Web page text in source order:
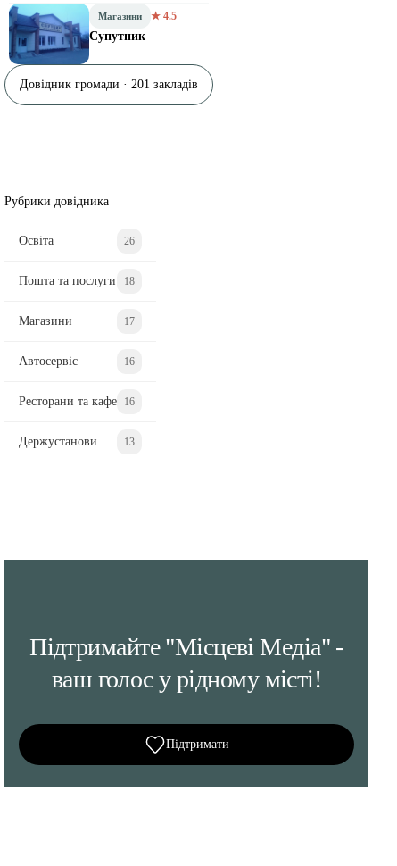
Магазини ★ 4.5
Супутник
Довідник громади · 201 закладів
Рубрики довідника
Освіта 26
Пошта та послуги 18
Магазини 17
Автосервіс 16
Ресторани та кафе 16
Держустанови 13
Підтримайте "Місцеві Медіа" -
ваш голос у рідному місті!
Підтримати